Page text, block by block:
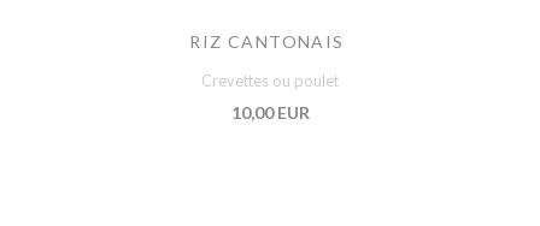
RIZ CANTONAIS
Crevettes ou poulet
10,00 EUR